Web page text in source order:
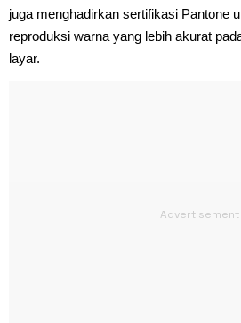
juga menghadirkan sertifikasi Pantone
reproduksi warna yang lebih akurat
layar.